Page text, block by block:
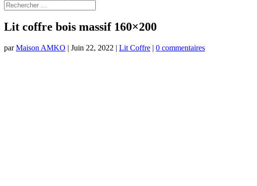
Lit coffre bois massif 160×200
parMaison AMKO | Juin 22, 2022 | Lit Coffre | 0 commentaires